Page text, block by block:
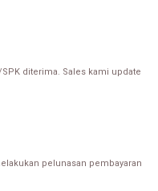
pelunasan pembayaran
diterima. Sales kami update